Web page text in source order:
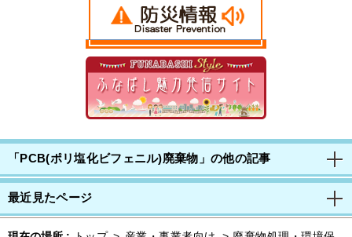
「PCB(ポリ塩化ビフェニル)廃棄物」の他の記事
最近見たページ